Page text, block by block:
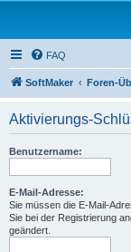
FAQ
SoftMaker Foren-
Aktivierungs-
Benutzername:
E-Mail-Adresse:
Sie müssen die E-Mail-
Sie bei der Registrierung
geändert.